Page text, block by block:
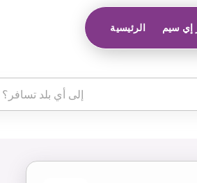
الرئيسية إي سيم